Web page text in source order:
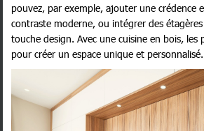
pouvez, par exemple, ajouter une crédence
contraste moderne, ou intégrer des
touche design. Avec une cuisine en bois, les
pour créer un espace unique et personnalisé.